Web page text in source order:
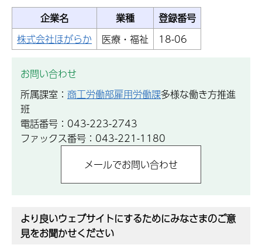
企業名
業種
登録番号
株式会社ほがらか
医療・福祉 18-06
お問い合わせ
所属課室： 商工労働部雇用労働課多様な働き方推進
班
電話番号：043-223-2743
ファックス番号：043-221-1180
より良いウェブサイトにするためにみなさまのご意
見をお聞かせください